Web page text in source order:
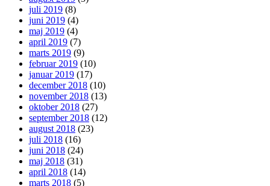
juli 2019 (8)
juni 2019 (4)
maj 2019 (4)
april 2019 (7)
marts 2019 (9)
februar 2019 (10)
januar 2019 (17)
december 2018 (10)
november 2018 (13)
oktober 2018 (27)
september 2018 (12)
august 2018 (23)
juli 2018 (16)
juni 2018 (24)
maj 2018 (31)
april 2018 (14)
marts 2018 (5)